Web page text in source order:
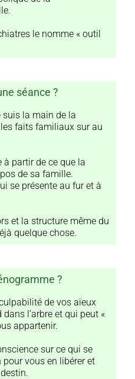
le nomme « outil
séance ?
suis la main de la
faits familiaux sur au
partir de ce que la
de sa famille.
se présente au fur et à
et la structure même du
quelque chose.
?
de vos aïeux
l’arbre et qui peut «
appartenir.
sur ce qui se
vous en libérer et